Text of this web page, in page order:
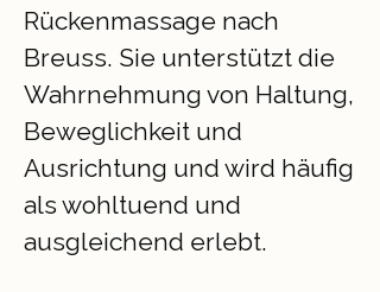
Rückenmassage nach
Breuss. Sie unterstützt die
Wahrnehmung von Haltung,
Beweglichkeit und
Ausrichtung und wird häufig
als wohltuend und
ausgleichend erlebt.